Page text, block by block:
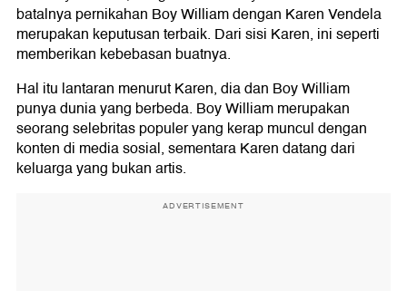
batalnya pernikahan Boy William dengan Karen Vendela
merupakan keputusan terbaik. Dari sisi Karen, ini seperti
memberikan kebebasan buatnya.
Hal itu lantaran menurut Karen, dia dan Boy William
punya dunia yang berbeda. Boy William merupakan
seorang selebritas populer yang kerap muncul dengan
konten di media sosial, sementara Karen datang dari
keluarga yang bukan artis.
ADVERTISEMENT